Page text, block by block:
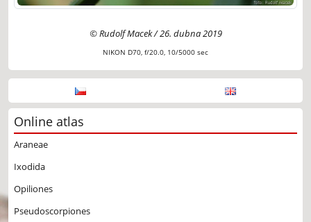
© Rudolf Macek / 26. dubna 2019
NIKON D70, f/20.0, 10/5000 sec
Online atlas
Araneae
Ixodida
Opiliones
Pseudoscorpiones